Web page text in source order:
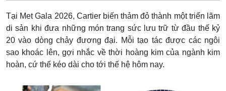
Tại Met Gala 2026, Cartier biến thảm đỏ thành một triển lãm
di sản khi đưa những món trang sức lưu trữ từ đầu thế kỷ
20 vào dòng chảy đương đại. Mỗi tạo tác được các ngôi
sao khoác lên, gợi nhắc về thời hoàng kim của ngành kim
hoàn, cứ thế kéo dài cho tới thế hệ hôm nay.